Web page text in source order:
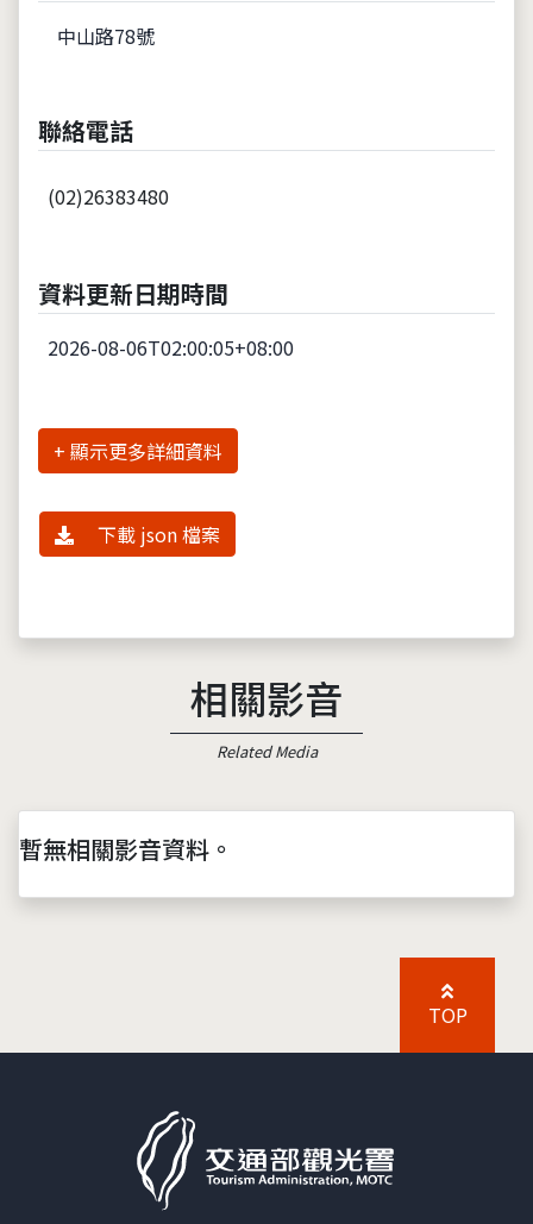
中山路78號
聯絡電話
(02)26383480
資料更新日期時間
2026-08-06T02:00:05+08:00
詳細資料
下載 json 檔案
相關影音
Related Media
暫無相關影音資料。
TOP